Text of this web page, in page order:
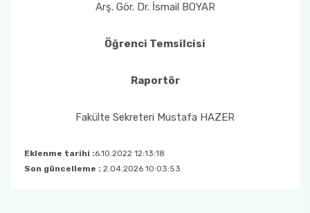
Arş. Gör. Dr. İsmail BOYAR
Öğrenci Temsilcisi
Raportör
Fakülte Sekreteri Mustafa HAZER
Eklenme tarihi :6.10.2022 12:13:18
Son güncelleme : 2.04.2026 10:03:53